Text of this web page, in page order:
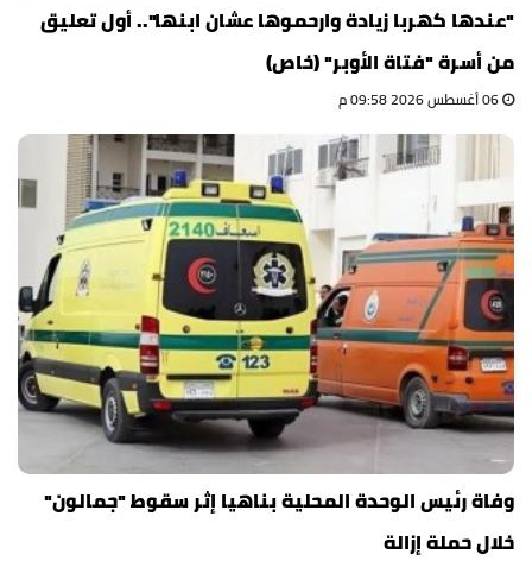
"عندها كهربا زيادة وارحموها عشان ابنها".. أول تعليق
من أسرة "فتاة الأوبر" (خاص)
وفاة رئيس الوحدة المحلية بناهيا إثر سقوط "جمالون"
خلال حملة إزالة